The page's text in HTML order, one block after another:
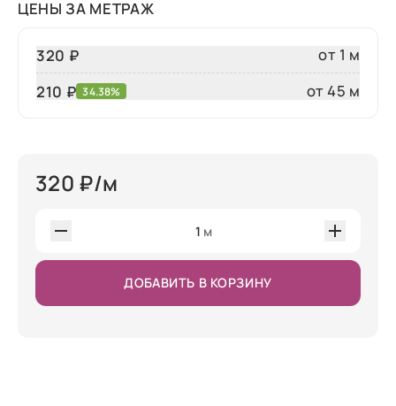
ЦЕНЫ ЗА МЕТРАЖ
320 ₽
от 1 м
210 ₽ 34.38% от 45 м
320 ₽/м
1 м
ДОБАВИТЬ В КОРЗИНУ